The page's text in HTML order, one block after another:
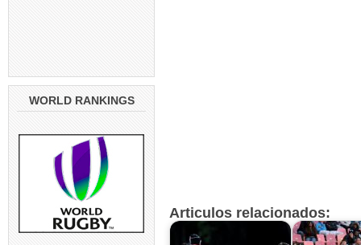
WORLD RANKINGS
Articulos relacionados: